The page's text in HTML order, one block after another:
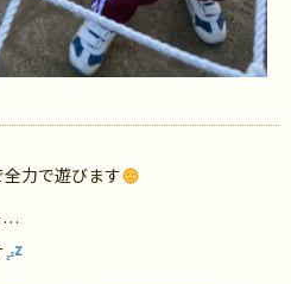
力で遊びます
…